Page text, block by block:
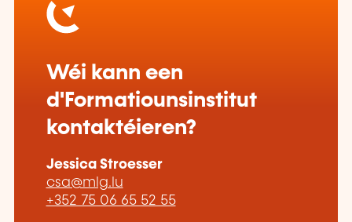
Wéi kann een
d'Formatiounsinstitut
kontaktéieren?
Jessica Stroesser
csa@mlg.lu
+352 75 06 65 52 55